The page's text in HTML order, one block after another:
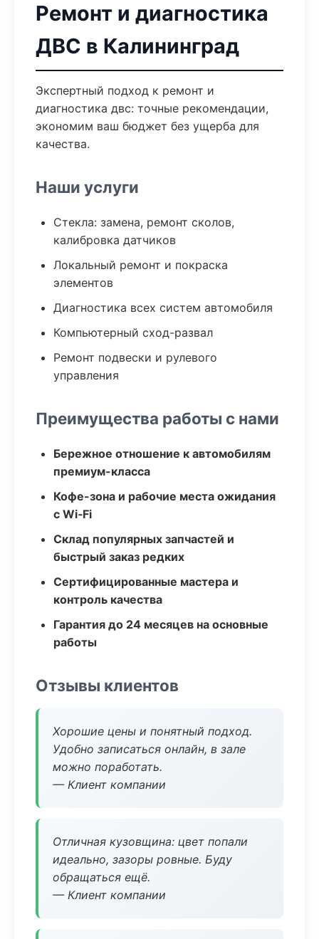
Ремонт и диагностика
ДВС в Калининград
Экспертный подход к ремонт и
диагностика двс: точные рекомендации,
экономим ваш бюджет без ущерба для
качества.
Наши услуги
Стекла: замена, ремонт сколов,
калибровка датчиков
Локальный ремонт и покраска
элементов
Диагностика всех систем автомобиля
Компьютерный сход-развал
Ремонт подвески и рулевого
управления
Преимущества работы с нами
Бережное отношение к автомобилям
премиум-класса
Кофе-зона и рабочие места ожидания
с Wi‑Fi
Склад популярных запчастей и
быстрый заказ редких
Сертифицированные мастера и
контроль качества
Гарантия до 24 месяцев на основные
работы
Отзывы клиентов
Хорошие цены и понятный подход.
Удобно записаться онлайн, в зале
можно поработать.
— Клиент компании
Отличная кузовщина: цвет попали
идеально, зазоры ровные. Буду
обращаться ещё.
— Клиент компании